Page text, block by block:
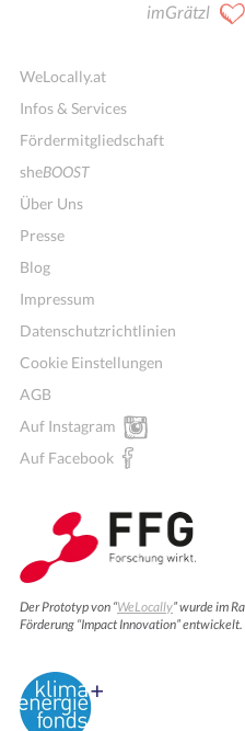
imGrätzl
WeLocally.at
Infos & Services
Fördermitgliedschaft
sheBOOST
Über Uns
Presse
Blog
Impressum
Datenschutzrichtlinien
Cookie Einstellungen
AGB
Auf Instagram
Auf Facebook
Der Prototyp von “WeLocally” wurde im
Förderung “Impact Innovation” entwickelt.